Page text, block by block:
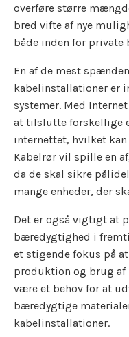
overføre større
bred vifte af nye
både inden for
En af de mest
kabelinstallationer er
systemer. Med
at tilslutte forskellige
internettet, hvilket
Kabelrør vil spille en
da de skal sikre
mange enheder, der
Det er også vigtigt at
bæredygtighed i
et stigende fokus på
produktion og brug af
være et behov for at
bæredygtige
kabelinstallationer.